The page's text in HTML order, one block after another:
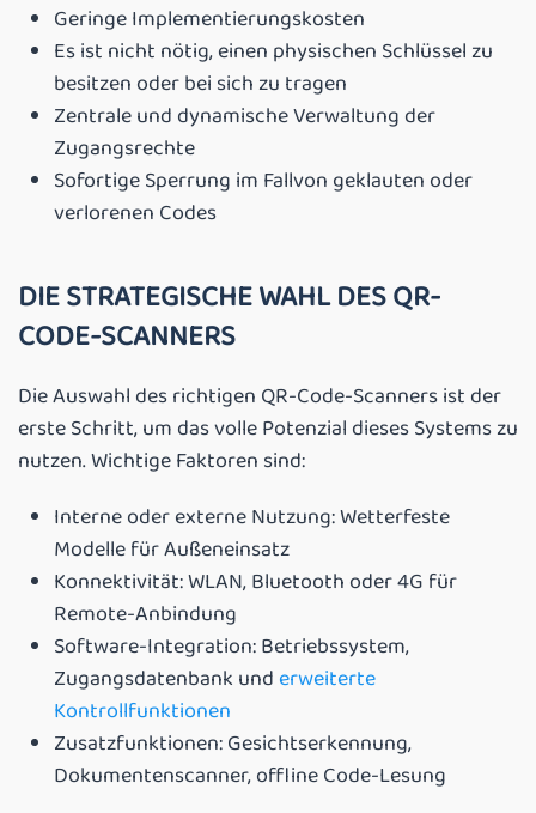
Geringe Implementierungskosten
Es ist nicht nötig, einen physischen Schlüssel zu
besitzen oder bei sich zu tragen
Zentrale und dynamische Verwaltung der
Zugangsrechte
Sofortige Sperrung im Fallvon geklauten oder
verlorenen Codes
DIE STRATEGISCHE WAHL DES QR-
CODE-SCANNERS
Die Auswahl des richtigen QR-Code-Scanners ist der
erste Schritt, um das volle Potenzial dieses Systems zu
nutzen. Wichtige Faktoren sind:
Interne oder externe Nutzung: Wetterfeste
Modelle für Außeneinsatz
Konnektivität: WLAN, Bluetooth oder 4G für
Remote-Anbindung
Software-Integration: Betriebssystem,
Zugangsdatenbank und erweiterte
Kontrollfunktionen
Zusatzfunktionen: Gesichtserkennung,
Dokumentenscanner, offline Code-Lesung